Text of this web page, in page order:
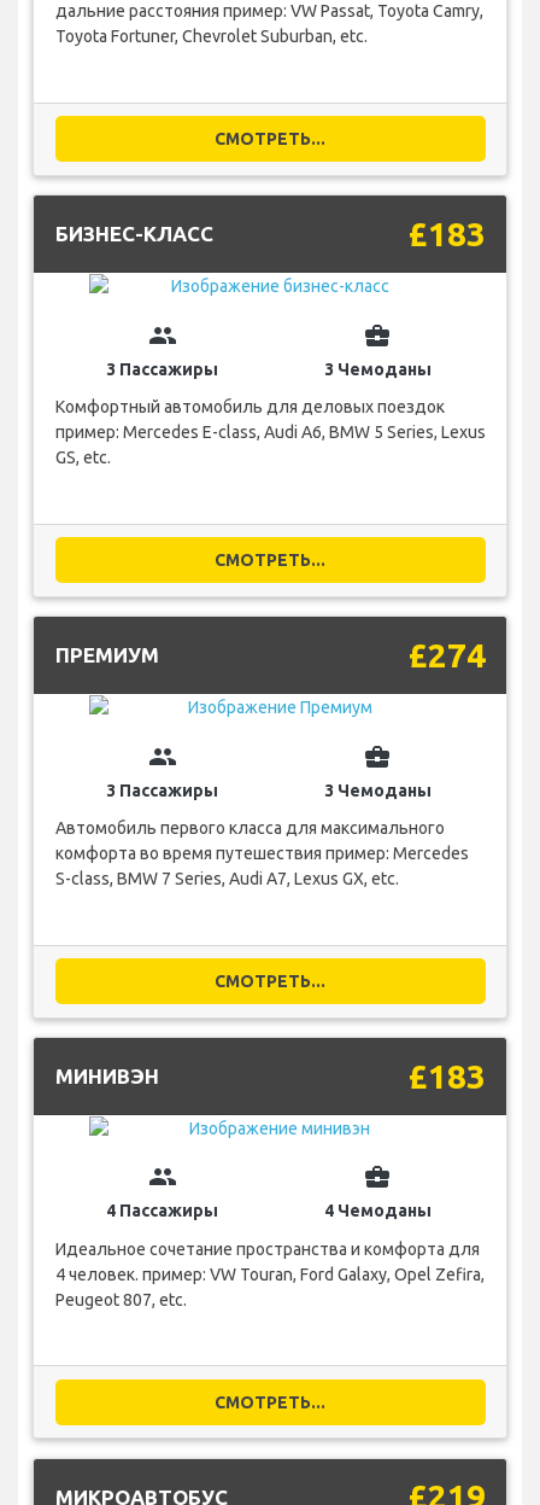
дальние расстояния пример: VW Passat, Toyota Camry,
Toyota Fortuner, Chevrolet Suburban, etc.
СМОТРЕТЬ...
БИЗНЕС-КЛАСС £183
group
3 Пассажиры
business_center
3 Чемоданы
Комфортный автомобиль для деловых поездок
пример: Mercedes E-class, Audi A6, BMW 5 Series, Lexus
GS, etc.
СМОТРЕТЬ...
ПРЕМИУМ £274
group
3 Пассажиры
business_center
3 Чемоданы
Автомобиль первого класса для максимального
комфорта во время путешествия пример: Mercedes
S-class, BMW 7 Series, Audi A7, Lexus GX, etc.
СМОТРЕТЬ...
МИНИВЭН £183
group
4 Пассажиры
business_center
4 Чемоданы
Идеальное сочетание пространства и комфорта для
4 человек. пример: VW Touran, Ford Galaxy, Opel Zefira,
Peugeot 807, etc.
СМОТРЕТЬ...
МИКРОАВТОБУС £219